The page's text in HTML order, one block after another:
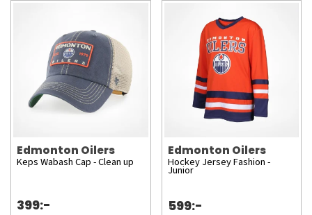
Edmonton Oilers
Keps Wabash Cap - Clean up
399:-
Edmonton Oilers
Hockey Jersey Fashion -
Junior
599:-